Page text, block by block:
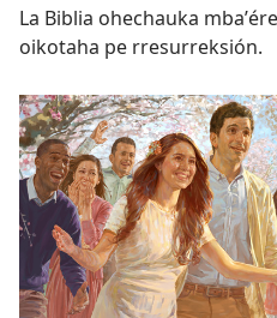
La Biblia ohechauka
oikotaha pe rresurreksión.